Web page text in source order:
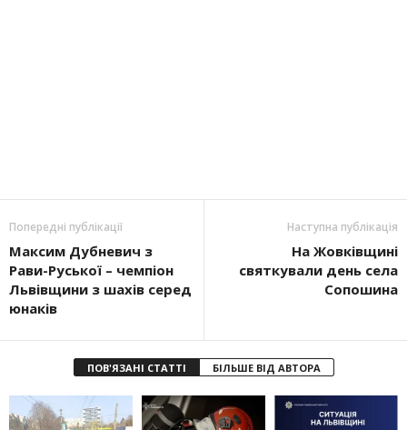
Попередні публікації
Максим Дубневич з
Рави-Руської – чемпіон
Львівщини з шахів серед
юнаків
Наступна публікація
На Жовківщині
святкували день села
Сопошина
ПОВ'ЯЗАНІ СТАТТІ БІЛЬШЕ ВІД АВТОРА